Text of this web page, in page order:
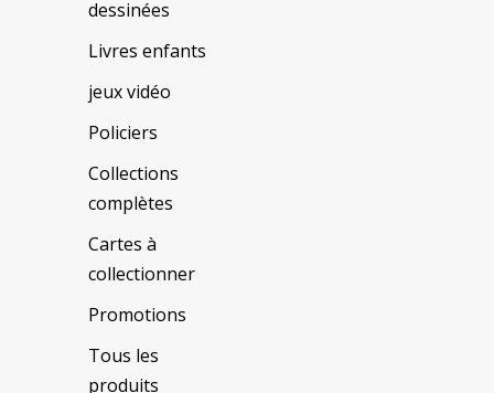
dessinées
Livres enfants
jeux vidéo
Policiers
Collections
complètes
Cartes à
collectionner
Promotions
Tous les
produits